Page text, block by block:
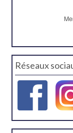
Réseaux